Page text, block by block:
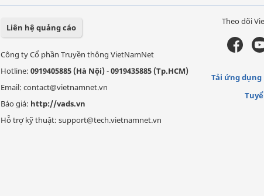
Liên hệ quảng cáo
Công ty Cổ phần Truyền thông VietNamNet
Hotline: 0919405885 (Hà Nội)-0919435885 (Tp.HCM)
Email: contact@vietnamnet.vn
Báo giá: http://vads.vn
Hỗ trợ kỹ thuật: support@tech.vietnamnet.vn
Theo dõi
Tải ứng dụng